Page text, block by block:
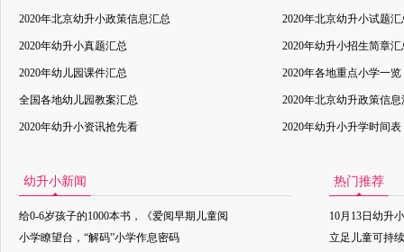
2020年北京幼升小政策信息汇总 2020年北京幼升小试题汇
2020年幼升小真题汇总 2020年幼升小招生简章汇
2020年幼儿园课件汇总 2020年各地重点小学一览
全国各地幼儿园教案汇总 2020年北京幼升政策信息
2020年幼升小资讯抢先看 2020年幼升小升学时间表
幼升小新闻
给0-6岁孩子的1000本书，《爱阅早期儿童阅
小学瞭望台，“解码”小学作息密码
热门推荐
10月13日幼升
立足儿童可持